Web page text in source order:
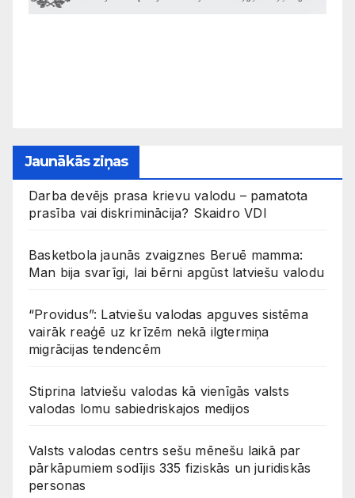
Jaunākās ziņas
Darba devējs prasa krievu valodu – pamatota
prasība vai diskriminācija? Skaidro VDI
Basketbola jaunās zvaigznes Beruē mamma:
Man bija svarīgi, lai bērni apgūst latviešu valodu
“Providus”: Latviešu valodas apguves sistēma
vairāk reaģē uz krīzēm nekā ilgtermiņa
migrācijas tendencēm
Stiprina latviešu valodas kā vienīgās valsts
valodas lomu sabiedriskajos medijos
Valsts valodas centrs sešu mēnešu laikā par
pārkāpumiem sodījis 335 fiziskās un juridiskās
personas